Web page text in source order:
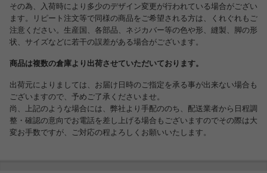
その為、入荷時により多少のデザイン変更が行われている場合がござい
ます。リピート注文等で同様の商品をご希望される方は、くれぐれもご
注意ください。生産国、各部品、ネジカバー等の色や形、縫製、脚の形
状、サイズなどに若干の誤差がある場合がございます。
商品は複数の倉庫より出荷させていただいております。
出荷元によりましては、お届け日時のご指定を承る事が出来ない場合も
ございますので、予めご了承くださいませ。
尚、上記のような場合には、弊社より手配ののち、配送業者から日程調
整・確認の意向でお電話を差し上げる場合もございますのでその際は大
変お手数ですが、ご対応の程よろしくお願いいたします。